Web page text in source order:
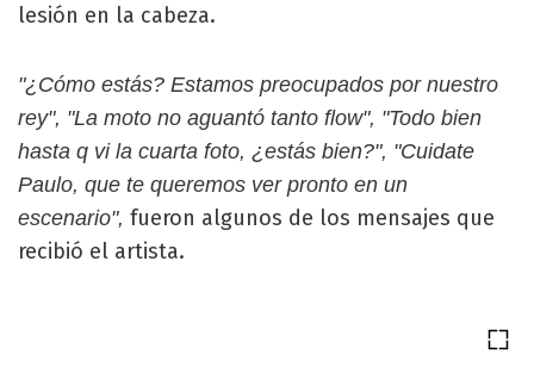
lesión en la cabeza.
"¿Cómo estás? Estamos preocupados por nuestro
rey", "La moto no aguantó tanto flow", "Todo bien
hasta q vi la cuarta foto, ¿estás bien?", "Cuidate
Paulo, que te queremos ver pronto en un
escenario", fueron algunos de los mensajes que
recibió el artista.